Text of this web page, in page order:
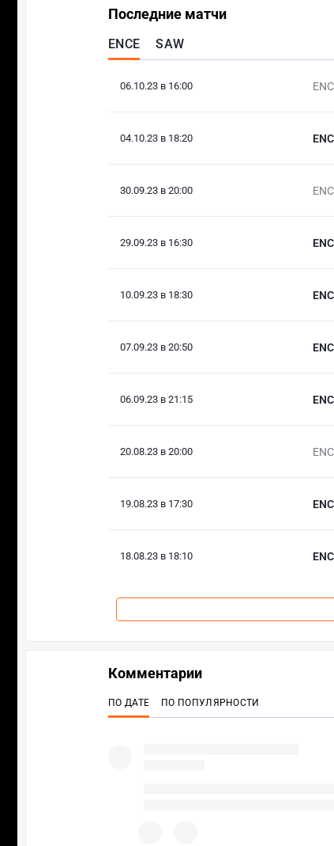
Последние матчи
ENCE SAW
06.10.23 в 16:00
04.10.23 в 18:20
30.09.23 в 20:00
29.09.23 в 16:30
10.09.23 в 18:30
07.09.23 в 20:50
06.09.23 в 21:15
20.08.23 в 20:00
19.08.23 в 17:30
18.08.23 в 18:10
Комментарии
ПО ДАТЕ ПО ПОПУЛЯРНОСТИ